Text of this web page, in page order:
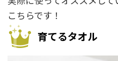
こちらです！
育てるタオル